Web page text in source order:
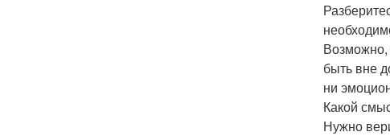
Возможно,
быть вне
ни
Какой
Нужно